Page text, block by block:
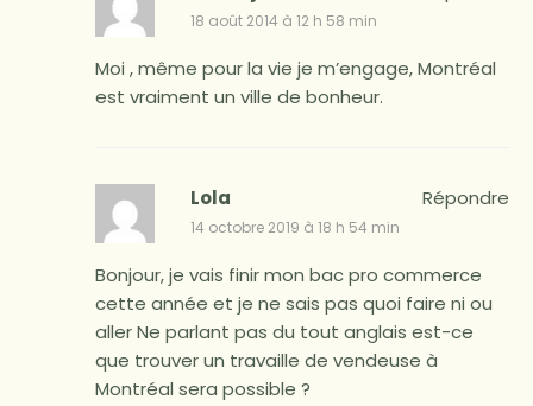
18 août 2014 à 12 h 58 min
Moi , même pour la vie je m’engage, Montréal
est vraiment un ville de bonheur.
Lola
14 octobre 2019 à 18 h 54 min
Bonjour, je vais finir mon bac pro commerce
cette année et je ne sais pas quoi faire ni ou
aller Ne parlant pas du tout anglais est-ce
que trouver un travaille de vendeuse à
Montréal sera possible ?
Répondre